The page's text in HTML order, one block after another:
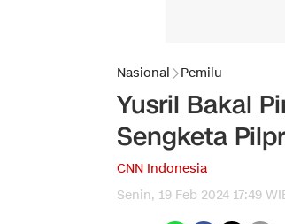
Nasional Pemilu
Yusril Bakal
Sengketa
CNN Indonesia
Senin, 19 Feb 2024 17:49